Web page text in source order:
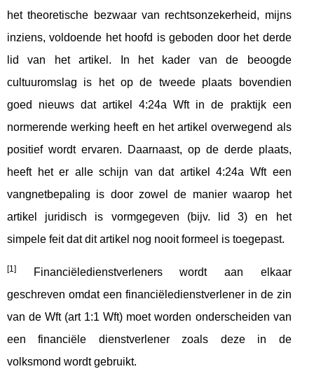
het theoretische bezwaar van rechtsonzekerheid, mijns
inziens, voldoende het hoofd is geboden door het derde
lid van het artikel. In het kader van de beoogde
cultuuromslag is het op de tweede plaats bovendien
goed nieuws dat artikel 4:24a Wft in de praktijk een
normerende werking heeft en het artikel overwegend als
positief wordt ervaren. Daarnaast, op de derde plaats,
heeft het er alle schijn van dat artikel 4:24a Wft een
vangnetbepaling is door zowel de manier waarop het
artikel juridisch is vormgegeven (bijv. lid 3) en het
simpele feit dat dit artikel nog nooit formeel is toegepast.
[1]
Financiëledienstverleners wordt aan elkaar
geschreven omdat een financiëledienstverlener in de zin
van de Wft (art 1:1 Wft) moet worden onderscheiden van
een financiële dienstverlener zoals deze in de
volksmond wordt gebruikt.